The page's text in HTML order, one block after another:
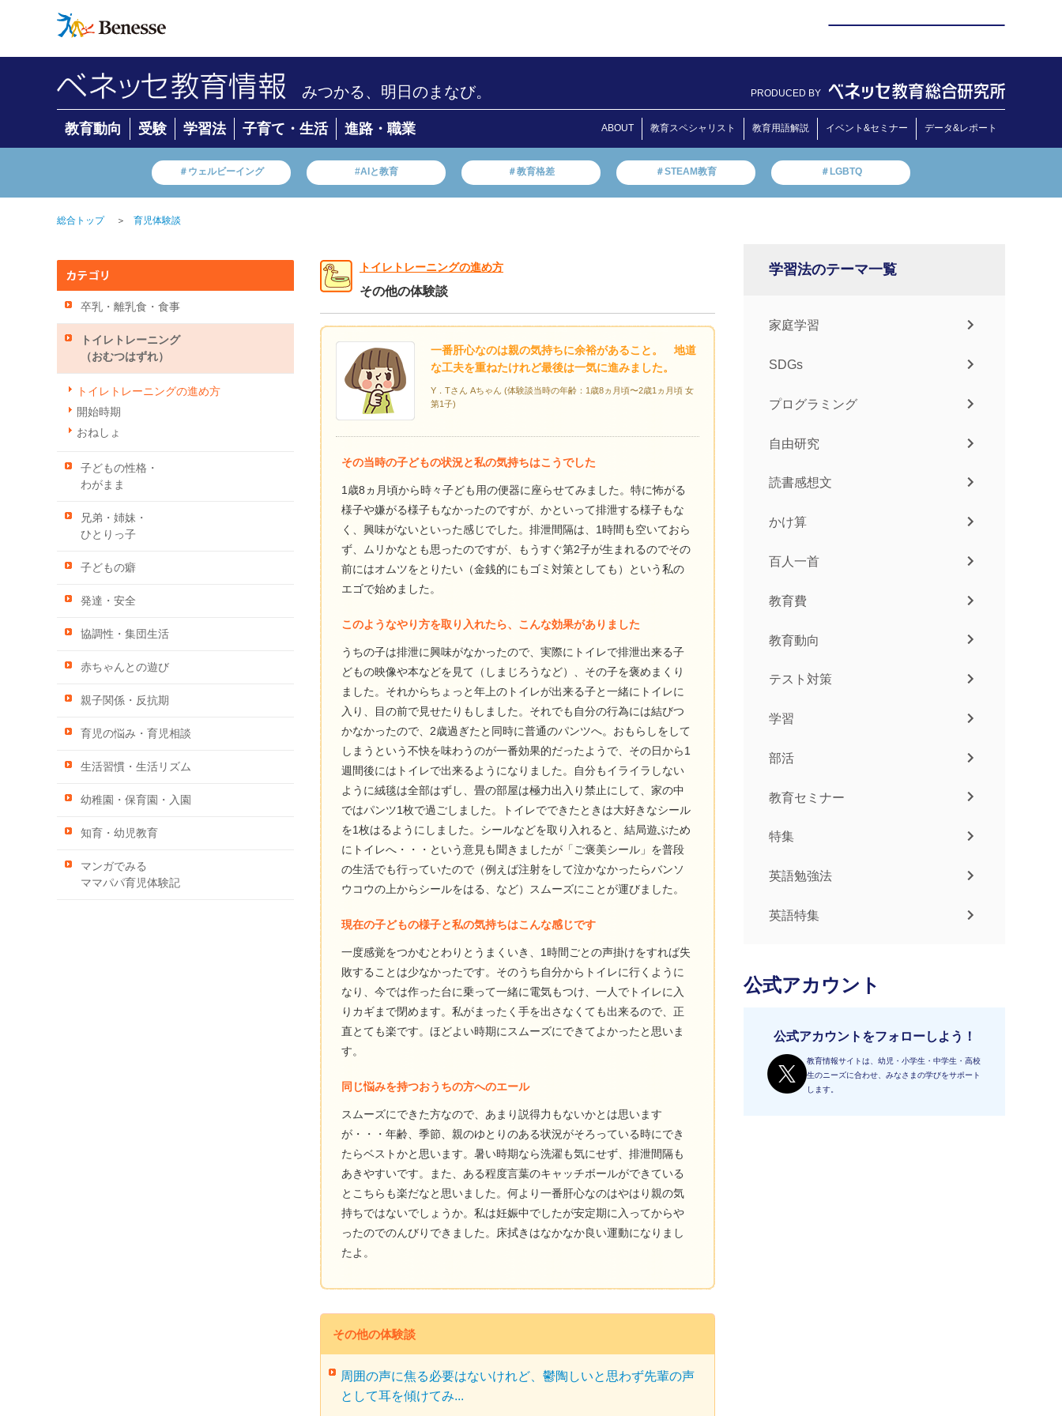
みつかる、明日のまなび。 PRODUCED BY
教育動向 受験 学習法 子育て・生活 進路・職業 ABOUT 教育スペシャリスト 教育用語解説 イベント&セミナー データ&レポート
＃ウェルビーイング #AIと教育 ＃教育格差 ＃STEAM教育 ＃LGBTQ
総合トップ ＞ 育児体験談
卒乳・離乳食・食事
トイレトレーニング
（おむつはずれ）
トイレトレーニングの進め方
開始時期
おねしょ
子どもの性格・
わがまま
兄弟・姉妹・
ひとりっ子
子どもの癖
発達・安全
協調性・集団生活
赤ちゃんとの遊び
親子関係・反抗期
育児の悩み・育児相談
生活習慣・生活リズム
幼稚園・保育園・入園
知育・幼児教育
マンガでみる
ママパパ育児体験記
トイレトレーニングの進め方
その他の体験談
一番肝心なのは親の気持ちに余裕があること。 地道
な工夫を重ねたけれど最後は一気に進みました。
Y．Tさん Aちゃん (体験談当時の年齢：1歳8ヵ月頃〜2歳1ヵ月頃 女
第1子)
その当時の子どもの状況と私の気持ちはこうでした
1歳8ヵ月頃から時々子ども用の便器に座らせてみました。特に怖がる
様子や嫌がる様子もなかったのですが、かといって排泄する様子もな
く、興味がないといった感じでした。排泄間隔は、1時間も空いておら
ず、ムリかなとも思ったのですが、もうすぐ第2子が生まれるのでその
前にはオムツをとりたい（金銭的にもゴミ対策としても）という私の
エゴで始めました。
このようなやり方を取り入れたら、こんな効果がありました
うちの子は排泄に興味がなかったので、実際にトイレで排泄出来る子
どもの映像や本などを見て（しまじろうなど）、その子を褒めまくり
ました。それからちょっと年上のトイレが出来る子と一緒にトイレに
入り、目の前で見せたりもしました。それでも自分の行為には結びつ
かなかったので、2歳過ぎたと同時に普通のパンツへ。おもらしをして
しまうという不快を味わうのが一番効果的だったようで、その日から1
週間後にはトイレで出来るようになりました。自分もイライラしない
ように絨毯は全部はずし、畳の部屋は極力出入り禁止にして、家の中
ではパンツ1枚で過ごしました。トイレでできたときは大好きなシール
を1枚はるようにしました。シールなどを取り入れると、結局遊ぶため
にトイレへ・・・という意見も聞きましたが「ご褒美シール」を普段
の生活でも行っていたので（例えば注射をして泣かなかったらバンソ
ウコウの上からシールをはる、など）スムーズにことが運びました。
現在の子どもの様子と私の気持ちはこんな感じです
一度感覚をつかむとわりとうまくいき、1時間ごとの声掛けをすれば失
敗することは少なかったです。そのうち自分からトイレに行くように
なり、今では作った台に乗って一緒に電気もつけ、一人でトイレに入
りカギまで閉めます。私がまったく手を出さなくても出来るので、正
直とても楽です。ほどよい時期にスムーズにできてよかったと思いま
す。
同じ悩みを持つおうちの方へのエール
スムーズにできた方なので、あまり説得力もないかとは思います
が・・・年齢、季節、親のゆとりのある状況がそろっている時にでき
たらベストかと思います。暑い時期なら洗濯も気にせず、排泄間隔も
あきやすいです。また、ある程度言葉のキャッチボールができている
とこちらも楽だなと思いました。何より一番肝心なのはやはり親の気
持ちではないでしょうか。私は妊娠中でしたが安定期に入ってからや
ったのでのんびりできました。床拭きはなかなか良い運動になりまし
たよ。
その他の体験談
周囲の声に焦る必要はないけれど、鬱陶しいと思わず先輩の声
として耳を傾けてみ...
学習法のテーマ一覧
家庭学習
SDGs
プログラミング
自由研究
読書感想文
かけ算
百人一首
教育費
教育動向
テスト対策
学習
部活
教育セミナー
特集
英語勉強法
英語特集
公式アカウント
公式アカウントをフォローしよう！
教育情報サイトは、幼児・小学生・中学生・高校
生のニーズに合わせ、みなさまの学びをサポート
します。